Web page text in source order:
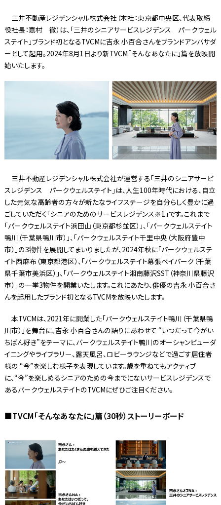
三井不動産レジデンシャル株式会社（本社：東京都中央区、代表取締
役社長：嘉村 徹）は、「三井のシニアサービスレジデンス パークウェル
ステイト」ブランド初となるTVCMに吉永 小百合さんをブランドアンバサダ
ーとして起用。2024年8月1日より新TVCM「そんなあなたに」篇を放映開
始いたします。
三井不動産レジデンシャル株式会社が運営する「三井のシニアサービ
スレジデンス パークウェルステイト」は、人生100年時代における、自立
した元気な高齢者の方々が新たなライフステージを自分らしく豊かに過
ごしていただく「シニアのためのサービスレジデンス※1」です。これまで
「パークウェルステイト浜田山（東京都杉並区）」、「パークウェルステイト
鴨川（千葉県鴨川市）」、「パークウェルステイト千里中央（大阪府豊中
市）」の3物件を展開してまいりましたが、2024年秋に「パークウェルステ
イト西麻布（東京都港区）、「パークウェルステイト幕張ベイパーク（千葉
県千葉市美浜区）」、「パークウェルステイト湘南藤沢SST（神奈川県藤沢
市）」の一挙3物件を開業いたします。これにあたり、俳優の吉永 小百合さ
んを起用したブランド初となるTVCMを放映いたします。
本TVCMは、2021年に開業した「パークウェルステイト鴨川（千葉県鴨
川市）」を舞台に、吉永 小百合さんの語りにあわせて “いつだって今がい
ちばん好き”をテーマに、パークウェルステイト鴨川のオーシャンビューダ
イニングやライブラリー、露天風呂、ロビーラウンジなどで過ごす居住者
様の “今”を楽しむ様子を表現しています。歳を重ねてもアクティブ
に、“今”を楽しめるシニアのための今までにないサービスレジデンスで
あるパークウェルステイトのTVCMにぜひご注目ください。
■TVCM「そんなあなたに」篇（30秒）ストーリーボード